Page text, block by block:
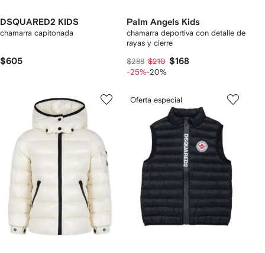
DSQUARED2 KIDS
chamarra capitonada
$605
Palm Angels Kids
chamarra deportiva con detalle de
rayas y cierre
$288 $210 $168
-25%-20%
Oferta especial